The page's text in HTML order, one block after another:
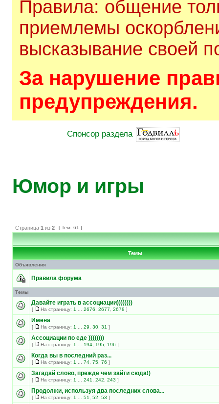
Правила: общение
приемлемы
высказывание своей
За нарушение
предупреждения.
Спонсор раздела
Юмор и игры
Страница 1 из 2 [ Тем: 61 ]
Темы
Объявления
Правила форума
Темы
Давайте играть в ассоциации))))))))
[ На страницу: 1 2676 2677 2678 ]
Имена
[ На страницу: 1 29 30 31 ]
Ассоциации по еде ))))))))
[ На страницу: 1 194 195 196 ]
Когда вы в последний раз...
[ На страницу: 1 74 75 76 ]
Загадай слово, прежде чем зайти сюда!)
[ На страницу: 1 241 242 243 ]
Продолжи, используя два последних слова...
[ На страницу: 1 51 52 53 ]